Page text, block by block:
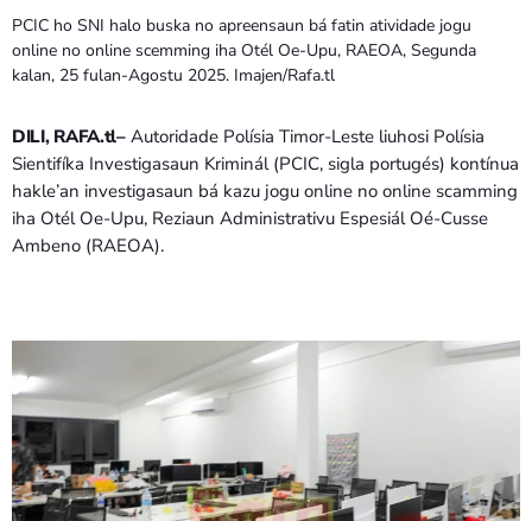
7:00 AM - 10:00 AM
PCIC ho SNI halo buska no apreensaun bá fatin atividade jogu
online no online scemming iha Otél Oe-Upu, RAEOA, Segunda
kalan, 25 fulan-Agostu 2025. Imajen/Rafa.tl
DILI, RAFA.tl–Autoridade Polísia Timor-Leste liuhosi Polísia
Sientifíka Investigasaun Kriminál (PCIC, sigla portugés) kontínua
hakle’an investigasaun bá kazu jogu online no online scamming
iha Otél Oe-Upu, Reziaun Administrativu Espesiál Oé-Cusse
Ambeno (RAEOA).